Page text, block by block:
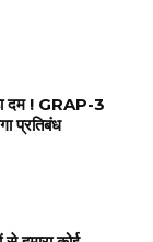
दम ! GRAP-3
प्रतिबंध